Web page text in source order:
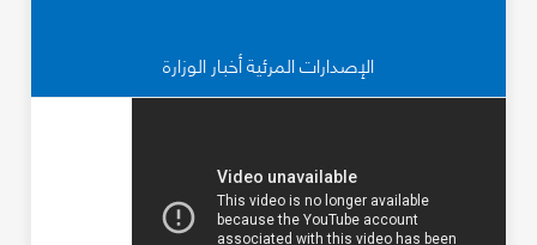
الإصدارات المرئية أخبار الوزارة